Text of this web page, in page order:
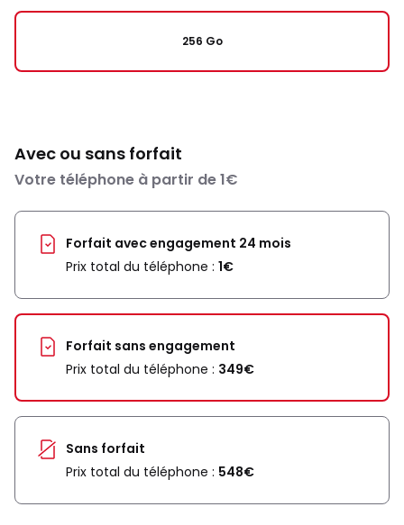
256 Go
Avec ou sans forfait
Votre téléphone à partir de 1€
Forfait avec engagement 24 mois
Prix total du téléphone : 1€
Forfait sans engagement
Prix total du téléphone : 349€
Sans forfait
Prix total du téléphone : 548€